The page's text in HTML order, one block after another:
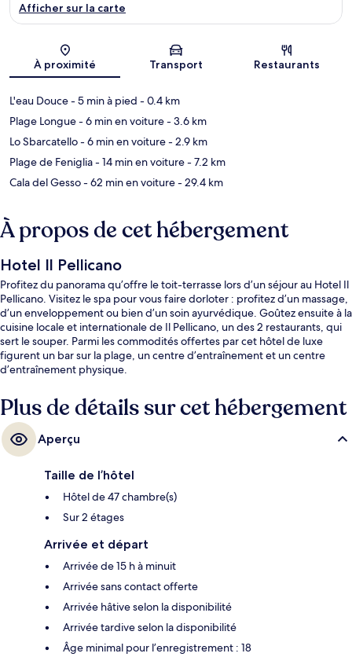
Carte
Afficher sur la carte
À proximité Transport Restaurants
L'eau Douce- 5 min à pied - 0.4 km
Plage Longue- 6 min en voiture- 3.6 km
Lo Sbarcatello- 6 min en voiture- 2.9 km
Plage de Feniglia- 14 min en voiture- 7.2 km
Cala del Gesso- 62 min en voiture- 29.4 km
À propos de cet hébergement
Hotel Il Pellicano
Profitez du panorama qu’offre le toit-terrasse lors d’un séjour au Hotel Il
Pellicano. Visitez le spa pour vous faire dorloter : profitez d’un massage,
d’un enveloppement ou bien d’un soin ayurvédique. Goûtez ensuite à la
cuisine locale et internationale de Il Pellicano, un des 2 restaurants, qui
sert le souper. Parmi les commodités offertes par cet hôtel de luxe
figurent un bar sur la plage, un centre d’entraînement et un centre
d’entraînement physique.
Plus de détails sur cet hébergement
Aperçu
Taille de l’hôtel
Hôtel de 47 chambre(s)
Sur 2 étages
Arrivée et départ
Arrivée de 15 h à minuit
Arrivée sans contact offerte
Arrivée hâtive selon la disponibilité
Arrivée tardive selon la disponibilité
Âge minimal pour l’enregistrement : 18